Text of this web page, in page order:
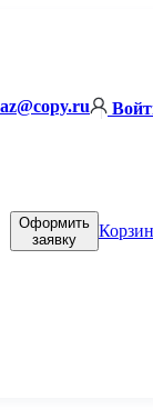
Оформить
заявку